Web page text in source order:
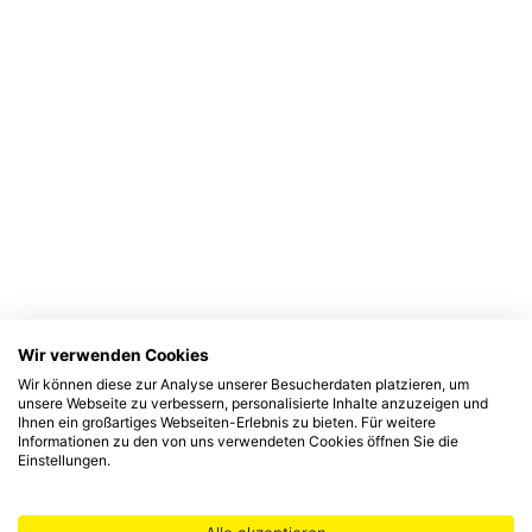
Wir verwenden Cookies
Wir können diese zur Analyse unserer Besucherdaten platzieren, um
unsere Webseite zu verbessern, personalisierte Inhalte anzuzeigen und
Ihnen ein großartiges Webseiten-Erlebnis zu bieten. Für weitere
Informationen zu den von uns verwendeten Cookies öffnen Sie die
Einstellungen.